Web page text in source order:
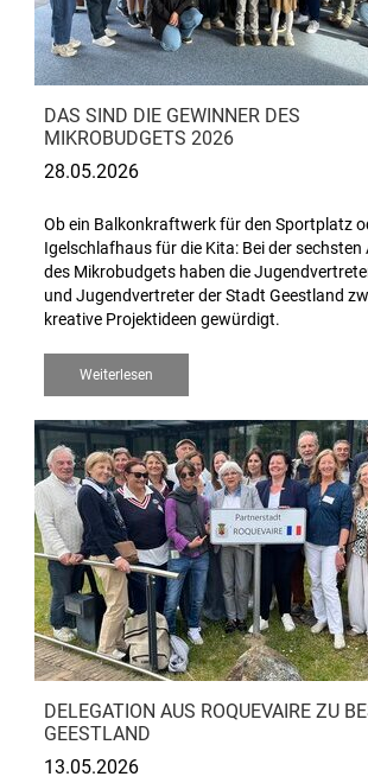
DAS SIND DIE GEWINNER DES
MIKROBUDGETS 2026
28.05.2026
Ob ein Balkonkraftwerk für den Sportplatz
Igelschlafhaus für die Kita: Bei der sechsten
des Mikrobudgets haben die
und Jugendvertreter der Stadt Geestland
kreative Projektideen gewürdigt.
Weiterlesen
DELEGATION AUS ROQUEVAIRE ZU
GEESTLAND
13.05.2026